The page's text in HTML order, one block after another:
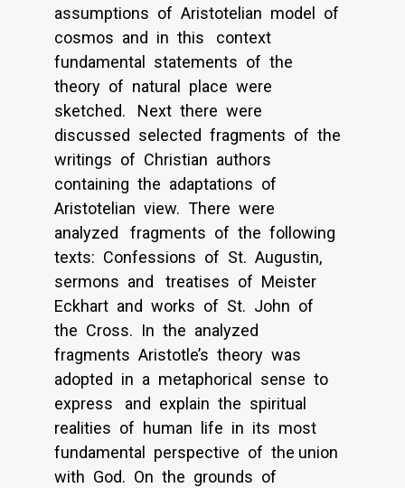
assumptions of Aristotelian model of
cosmos and in this context
fundamental statements of the
theory of natural place were
sketched. Next there were
discussed selected fragments of the
writings of Christian authors
containing the adaptations of
Aristotelian view. There were
analyzed fragments of the following
texts: Confessions of St. Augustin,
sermons and treatises of Meister
Eckhart and works of St. John of
the Cross. In the analyzed
fragments Aristotle’s theory was
adopted in a metaphorical sense to
express and explain the spiritual
realities of human life in its most
fundamental perspective of the union
with God. On the grounds of